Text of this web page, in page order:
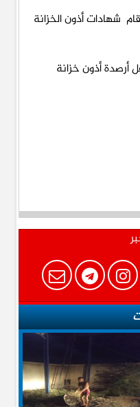
شهادات أذون الخزانة